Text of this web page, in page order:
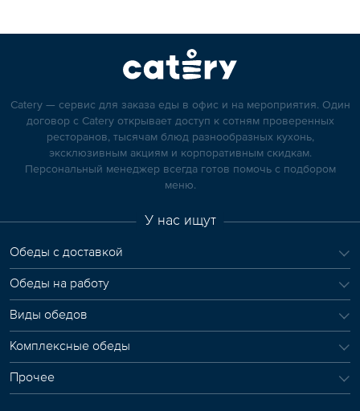
Catery — сервис для заказа еды в офис и на мероприятия. Один
договор с Catery открывает доступ к сотням проверенных
ресторанов, тысячам блюд разнообразных кухонь,
эксклюзивным акциям и корпоративным скидкам.
Персональный менеджер всегда готов помочь с подбором
меню.
У нас ищут
Обеды с доставкой
Обеды на работу
Виды обедов
Комплексные обеды
Прочее